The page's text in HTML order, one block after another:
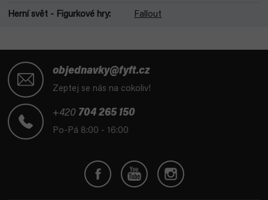
Herní svět - Figurkové hry: Fallout
objednavky@fyft.cz
Zeptej se nás na cokoliv!
+420 704 265 150
Po-Pá 8:00 - 16:00